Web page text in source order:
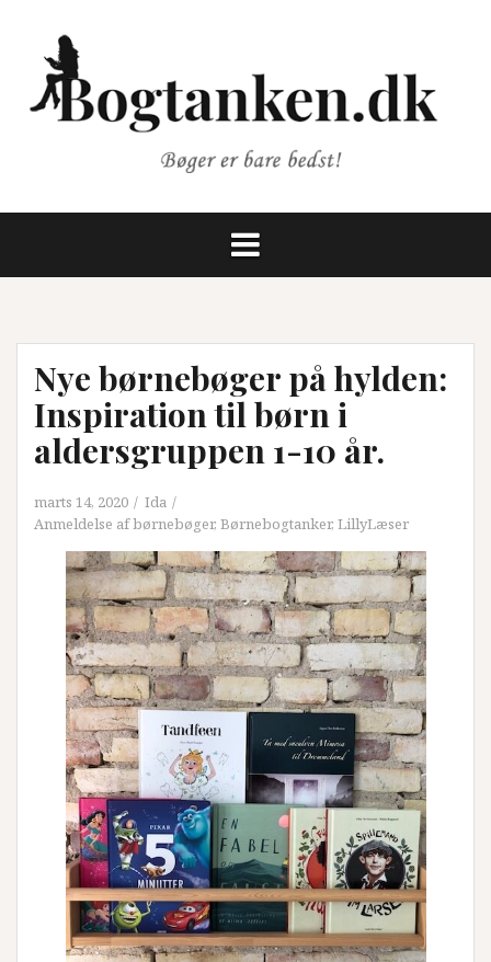
indhold
Nye børnebøger på hylden:
Inspiration til børn i
aldersgruppen 1-10 år.
marts 14, 2020
Ida
Anmeldelse af børnebøger, Børnebogtanker, LillyLæser